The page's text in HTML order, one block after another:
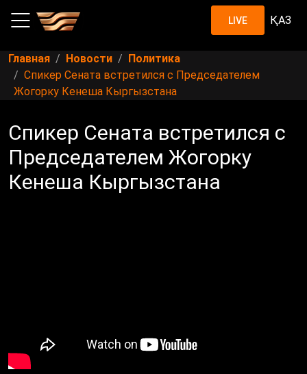
LIVE ҚАЗ
Главная Новости
Политика
Спикер Сената встретился с Председателем
Жогорку Кенеша Кыргызстана
Спикер Сената встретился с
Председателем Жогорку
Кенеша Кыргызстана